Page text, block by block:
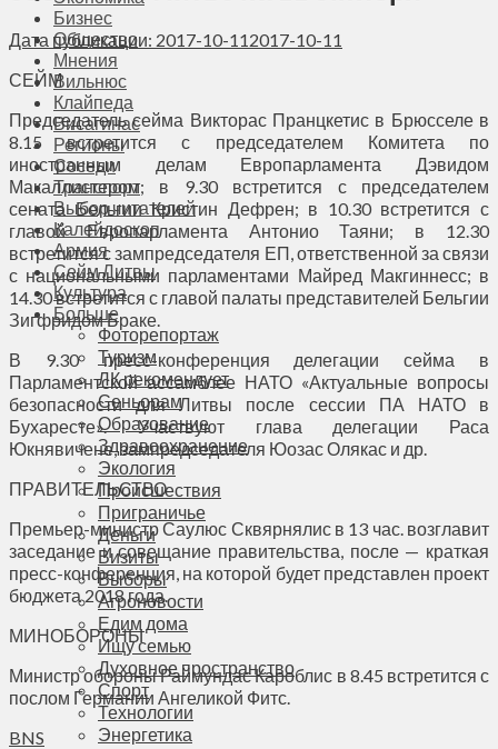
Бизнес
Общество
Мнения
Вильнюс
Клайпеда
Висагинас
Регионы
Соседи
Транспорт
Выбор читателей
Калейдоскоп
Армия
Сейм Литвы
Культура
Больше
Фоторепортаж
Туризм
ЛК рекомендует
Сеньорам
Образование
Здравоохранение
Экология
Происшествия
Приграничье
Деньги
Визиты
Выборы
Агроновости
Едим дома
Ищу семью
Духовное пространство
Спорт
Технологии
Энергетика
Дата публикации: 2017-10-112017-10-11
СЕЙМ
Председатель сейма Викторас Пранцкетис в Брюсселе в
8.15 встретится с председателем Комитета по
иностранным делам Европарламента Дэвидом
Макаллистером; в 9.30 встретится с председателем
сената Бельгии Кристин Дефрен; в 10.30 встретится с
главой Европарламента Антонио Таяни; в 12.30
встретится с зампредседателя ЕП, ответственной за связи
с национальными парламентами Майред Макгиннесс; в
14.30 встретится с главой палаты представителей Бельгии
Зигфридом Браке.
В 9.30 пресс-конференция делегации сейма в
Парламентской ассамблее НАТО «Актуальные вопросы
безопасности для Литвы после сессии ПА НАТО в
Бухаресте». Участвуют глава делегации Раса
Юкнявичене, зампредседателя Юозас Олякас и др.
ПРАВИТЕЛЬСТВО
Премьер-министр Саулюс Сквярнялис в 13 час. возглавит
заседание и совещание правительства, после — краткая
пресс-конференция, на которой будет представлен проект
бюджета 2018 года.
МИНОБОРОНЫ
Министр обороны Раймундас Кароблис в 8.45 встретится с
послом Германии Ангеликой Фитс.
BNS